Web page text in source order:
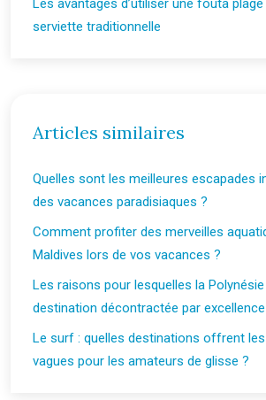
Les avantages d’utiliser une fouta plage
serviette traditionnelle
Articles similaires
Quelles sont les meilleures escapades
des vacances paradisiaques ?
Comment profiter des merveilles
Maldives lors de vos vacances ?
Les raisons pour lesquelles la
destination décontractée par excellence
Le surf : quelles destinations offrent
vagues pour les amateurs de glisse ?